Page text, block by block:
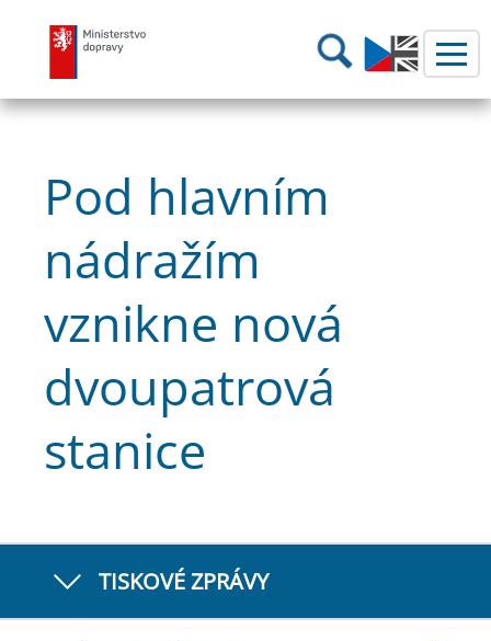
Ministerstvo dopravy Hledání
Pod hlavním
nádražím
vznikne nová
dvoupatrová
stanice
TISKOVÉ ZPRÁVY